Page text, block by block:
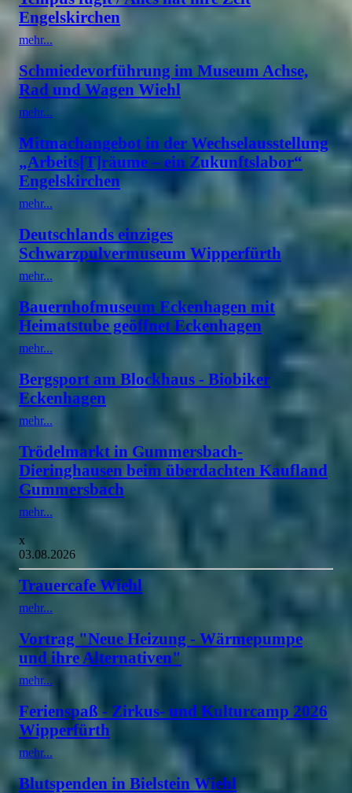
Engelskirchen
mehr...
Schmiedevorführung im Museum Achse,
Rad und Wagen Wiehl
mehr...
Mitmachangebot in der Wechselausstellung
„Arbeits[T]räume – ein Zukunftslabor“
Engelskirchen
mehr...
Deutschlands einziges
Schwarzpulvermuseum Wipperfürth
mehr...
Bauernhofmuseum Eckenhagen mit
Heimatstube geöffnet Eckenhagen
mehr...
Bergsport am Blockhaus - Biobiker
Eckenhagen
mehr...
Trödelmarkt in Gummersbach-
Dieringhausen beim überdachten Kaufland
Gummersbach
mehr...
x
03.08.2026
Trauercafe Wiehl
mehr...
Vortrag "Neue Heizung - Wärmepumpe
und ihre Alternativen"
mehr...
Ferienspaß - Zirkus- und Kulturcamp 2026
Wipperfürth
mehr...
Blutspenden in Bielstein Wiehl